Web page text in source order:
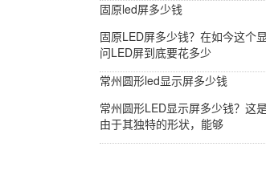
固原led屏多少钱
固原LED屏多少钱？在如今这个
问LED屏到底要花多少
常州圆形led显示屏多少钱
常州圆形LED显示屏多少钱？这
由于其独特的形状，能够